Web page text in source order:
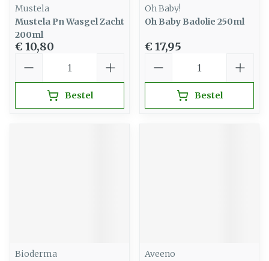
Mustela
Mustela Pn Wasgel Zacht
200ml
€ 10,80
Bestel
Oh Baby!
Oh Baby Badolie 250ml
€ 17,95
Bestel
Bioderma
Aveeno